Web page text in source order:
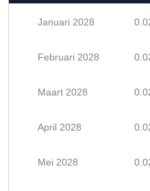
Januari 2028
Februari 2028
Maart 2028
April 2028
Mei 2028